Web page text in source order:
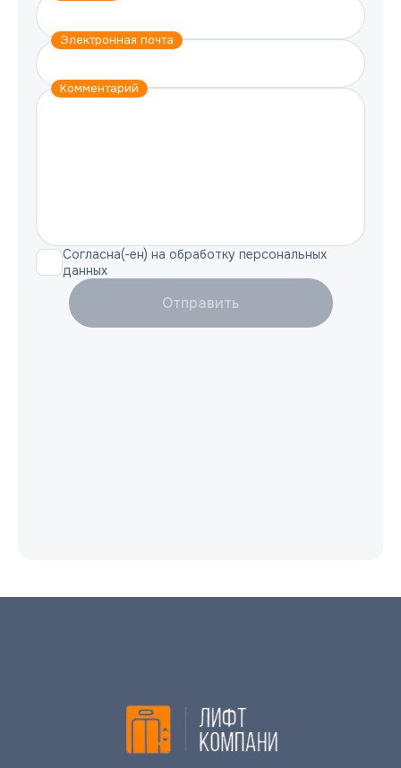
Электронная почта
Комментарий
Согласна(-ен) на обработку персональных
данных
Отправить